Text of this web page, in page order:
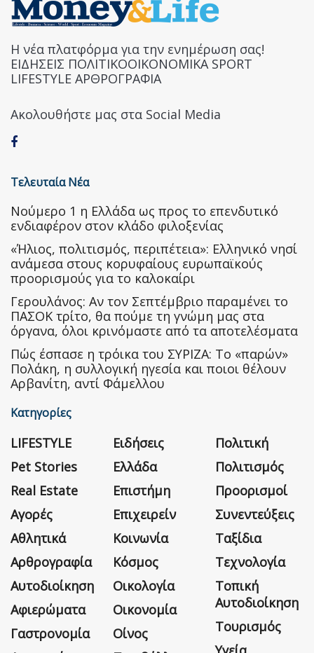
Η νέα πλατφόρμα για την ενημέρωση σας!
ΕΙΔΗΣΕΙΣ ΠΟΛΙΤΙΚΟΟΙΚΟΝΟΜΙΚΑ SPORT
LIFESTYLE ΑΡΘΡΟΓΡΑΦΙΑ
Ακολουθήστε μας στα Social Media
Τελευταία Νέα
Nούμερο 1 η Ελλάδα ως προς το επενδυτικό
ενδιαφέρον στον κλάδο φιλοξενίας
«Ήλιος, πολιτισμός, περιπέτεια»: Ελληνικό νησί
ανάμεσα στους κορυφαίους ευρωπαϊκούς
προορισμούς για το καλοκαίρι
Γερουλάνος: Αν τον Σεπτέμβριο παραμένει το
ΠΑΣΟΚ τρίτο, θα πούμε τη γνώμη μας στα
όργανα, όλοι κρινόμαστε από τα αποτελέσματα
Πώς έσπασε η τρόικα του ΣΥΡΙΖΑ: Το «παρών»
Πολάκη, η συλλογική ηγεσία και ποιοι θέλουν
Αρβανίτη, αντί Φάμελλου
Κατηγορίες
LIFESTYLE
Pet Stories
Real Estate
Αγορές
Αθλητικά
Αρθρογραφία
Αυτοδιοίκηση
Αφιερώματα
Γαστρονομία
Ειδήσεις
Ελλάδα
Επιστήμη
Επιχειρείν
Κοινωνία
Κόσμος
Οικολογία
Οικονομία
Οίνος
Πολιτική
Πολιτισμός
Προορισμοί
Συνεντεύξεις
Ταξίδια
Τεχνολογία
Τοπική
Αυτοδιοίκηση
Τουρισμός